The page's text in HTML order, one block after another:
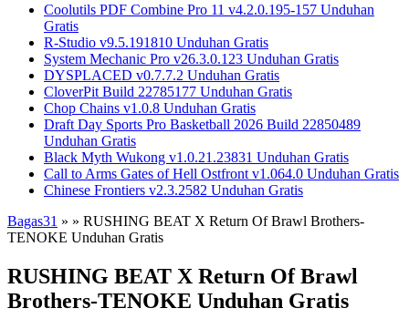
Coolutils PDF Combine Pro 11 v4.2.0.195-157 Unduhan
Gratis
R-Studio v9.5.191810 Unduhan Gratis
System Mechanic Pro v26.3.0.123 Unduhan Gratis
DYSPLACED v0.7.7.2 Unduhan Gratis
CloverPit Build 22785177 Unduhan Gratis
Chop Chains v1.0.8 Unduhan Gratis
Draft Day Sports Pro Basketball 2026 Build 22850489
Unduhan Gratis
Black Myth Wukong v1.0.21.23831 Unduhan Gratis
Call to Arms Gates of Hell Ostfront v1.064.0 Unduhan Gratis
Chinese Frontiers v2.3.2582 Unduhan Gratis
Bagas31 » » RUSHING BEAT X Return Of Brawl Brothers-
TENOKE Unduhan Gratis
RUSHING BEAT X Return Of Brawl
Brothers-TENOKE Unduhan Gratis